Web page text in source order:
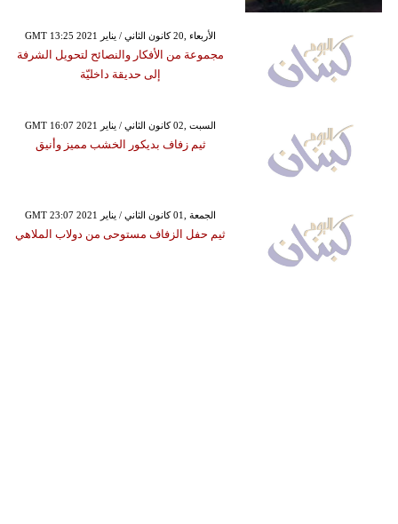
GMT 13:25 2021 الأربعاء ,20 كانون الثاني / يناير
مجموعة من الأفكار والنصائح لتحويل الشرفة
إلى حديقة داخليّة
GMT 16:07 2021 السبت ,02 كانون الثاني / يناير
ثيم زفاف بديكور الخشب مميز وأنيق
GMT 23:07 2021 الجمعة ,01 كانون الثاني / يناير
ثيم حفل الزفاف مستوحى من دولاب الملاهي